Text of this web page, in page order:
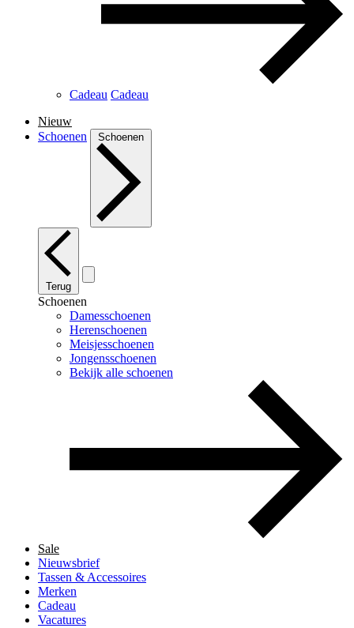
Cadeau Cadeau
Nieuw
Schoenen
Schoenen
Terug
Schoenen
Damesschoenen
Herenschoenen
Meisjesschoenen
Jongensschoenen
Bekijk alle schoenen
Sale
Nieuwsbrief
Tassen & Accessoires
Merken
Cadeau
Vacatures